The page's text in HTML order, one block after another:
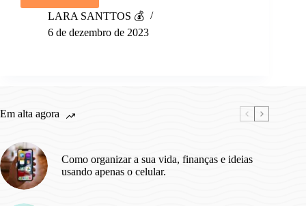
Juros:
Seu
Impacto
LARA SANTTOS 💰
6 de dezembro de 2023
Em alta agora
Como organizar a sua vida, finanças e ideias
usando apenas o celular.